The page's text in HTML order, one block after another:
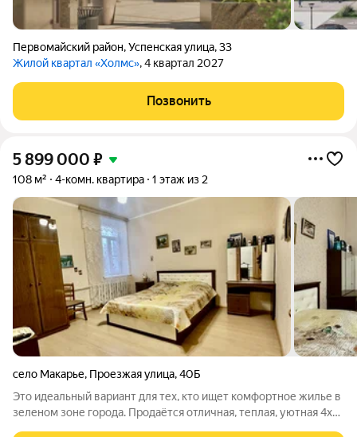
Первомайский район,Успенская улица,33
Жилой квартал «Холмс», 4 квартал 2027
Позвонить
5 899 000 ₽
108 м² 4-комн. квартира 1 этаж из 2
село Макарье, Проезжая улица,40Б
Это идеальный вариант для тех, кто ищет комфортное жилье в
зеленом зоне города. Продаётся отличная, теплая, уютная 4х